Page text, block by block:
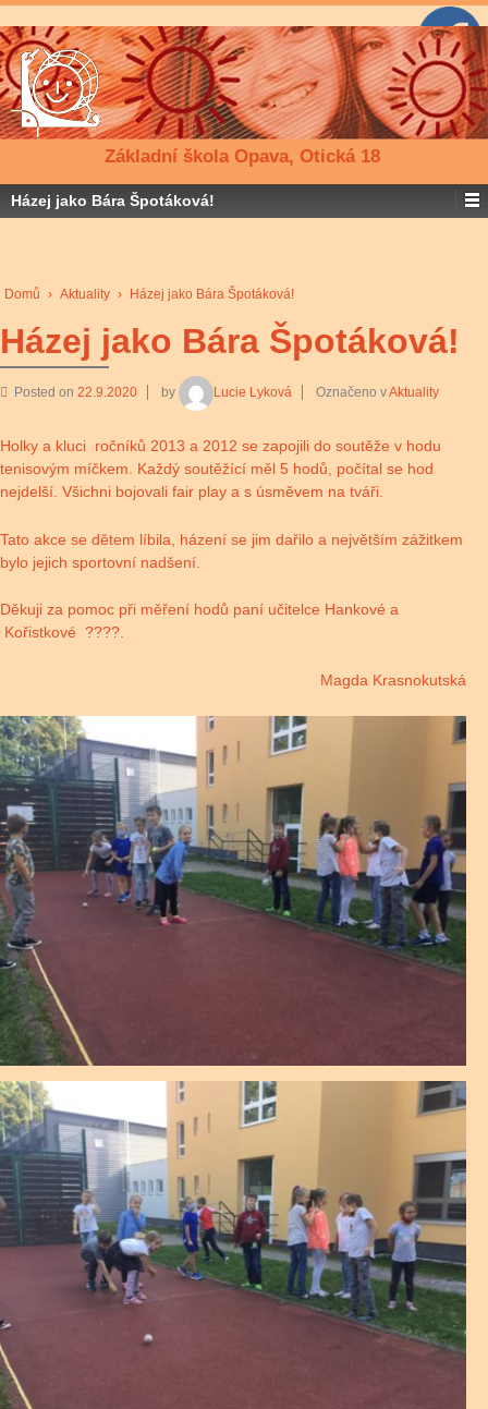
Základní škola Opava, Otická 18
Házej jako Bára Špotáková!
Domů › Aktuality › Házej jako Bára Špotáková!
Házej jako Bára Špotáková!
Posted on 22.9.2020 by Lucie Lyková Označeno vAktuality
Holky a kluci ročníků 2013 a 2012 se zapojili do soutěže v hodu
tenisovým míčkem. Každý soutěžící měl 5 hodů, počítal se hod
nejdelší. Všichni bojovali fair play a s úsměvem na tváři.
Tato akce se dětem líbila, házení se jim dařilo a největším zážitkem
bylo jejich sportovní nadšení.
Děkuji za pomoc při měření hodů paní učitelce Hankové a
Kořistkové ????.
Magda Krasnokutská